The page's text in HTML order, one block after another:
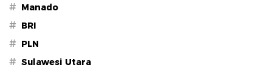
# Manado
# BRI
# PLN
# Sulawesi Utara